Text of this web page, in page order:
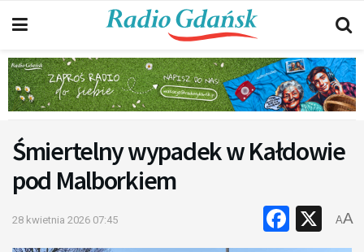
Śmiertelny wypadek w Kałdowie
pod Malborkiem
28 kwietnia 2026 07:45 X
AA